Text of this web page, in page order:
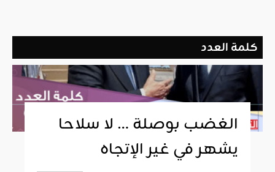
كلمة العدد
الغضب بوصلة … لا سلاحا
يشهر في غير الإتجاه